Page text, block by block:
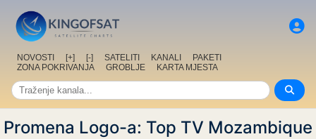
NOVOSTI [+] [-] SATELITI KANALI
PAKETI
ZONA POKRIVANJA
GROBLJE KARTA MJESTA
Promena Logo-a: Top TV Mozambique